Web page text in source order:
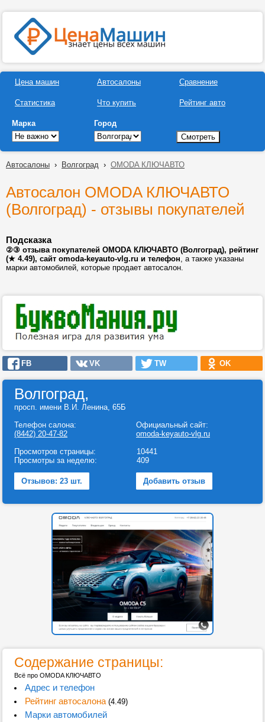
Цена машин
Статистика
Автосалоны
Что купить
Сравнение
Рейтинг авто
Марка Город
Автосалоны › Волгоград › OMODA КЛЮЧАВТО
Автосалон OMODA КЛЮЧАВТО
(Волгоград) - отзывы покупателей
Подсказка
②③ отзыва покупателей OMODA КЛЮЧАВТО (Волгоград), рейтинг
(★ 4.49), сайт omoda-keyauto-vlg.ru и телефон, а также указаны
марки автомобилей, которые продает автосалон.
FB VK TW OK
Волгоград,
просп. имени В.И. Ленина, 65Б
Телефон салона:
(8442) 20-47-82
Официальный сайт:
omoda-keyauto-vlg.ru
Просмотров страницы:
Просмотры за неделю:
10441
409
Отзывов: 23 шт. Добавить отзыв
Содержание страницы:
Всё про OMODA КЛЮЧАВТО
Адрес и телефон
Рейтинг автосалона(4.49)
Марки автомобилей